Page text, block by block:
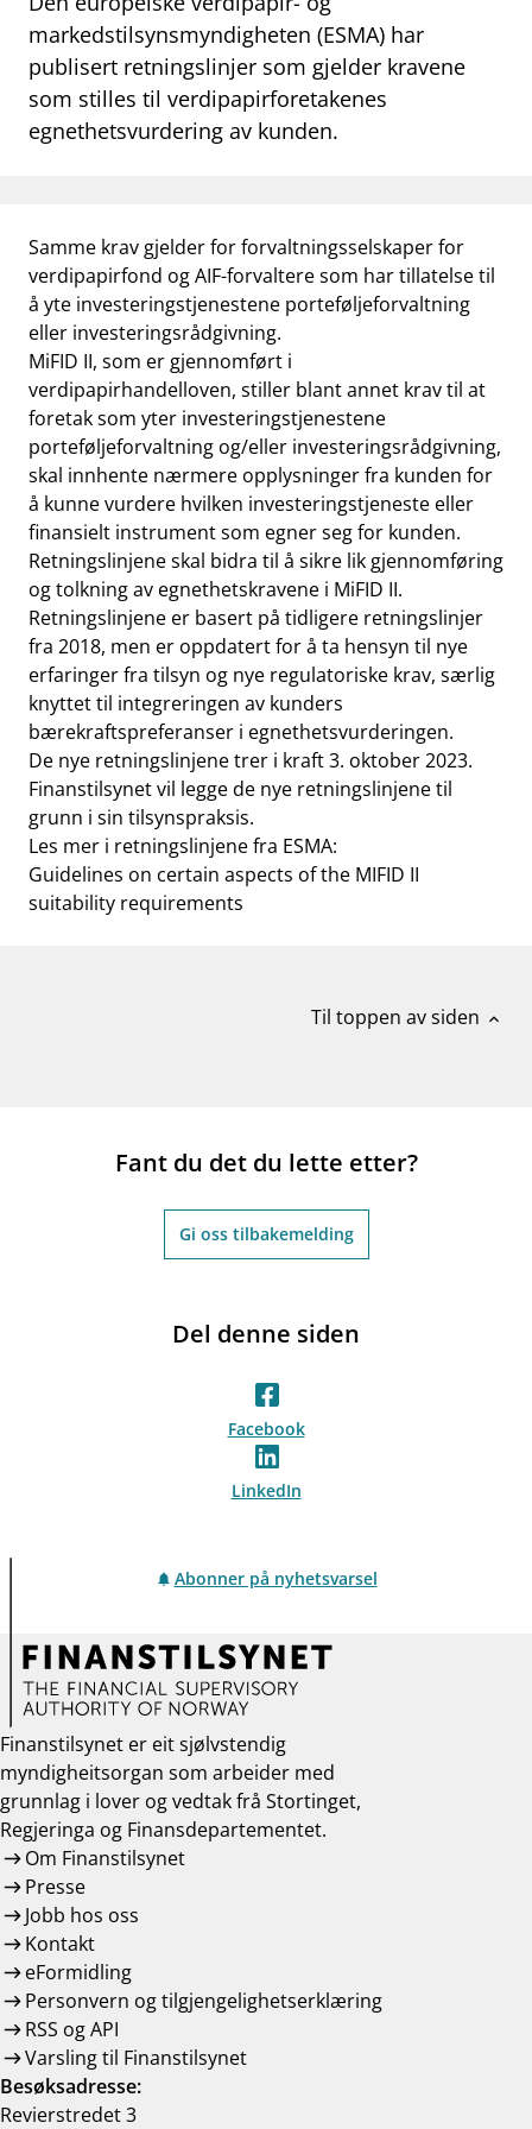
work_outlineJobb hos oss
dashboard Informasjon for investorer
notifications_noneAbonner på nyhetsvarsel
markedstilsynsmyndigheten (ESMA) har
publisert retningslinjer som gjelder kravene
som stilles til verdipapirforetakenes
egnethetsvurdering av kunden.
Samme krav gjelder for forvaltningsselskaper for
verdipapirfond og AIF-forvaltere som har tillatelse til
å yte investeringstjenestene porteføljeforvaltning
eller investeringsrådgivning.
MiFID II, som er gjennomført i
verdipapirhandelloven, stiller blant annet krav til at
foretak som yter investeringstjenestene
porteføljeforvaltning og/eller investeringsrådgivning,
skal innhente nærmere opplysninger fra kunden for
å kunne vurdere hvilken investeringstjeneste eller
finansielt instrument som egner seg for kunden.
Retningslinjene skal bidra til å sikre lik gjennomføring
og tolkning av egnethetskravene i MiFID II.
Retningslinjene er basert på tidligere retningslinjer
fra 2018, men er oppdatert for å ta hensyn til nye
erfaringer fra tilsyn og nye regulatoriske krav, særlig
knyttet til integreringen av kunders
bærekraftspreferanser i egnethetsvurderingen.
De nye retningslinjene trer i kraft 3. oktober 2023.
Finanstilsynet vil legge de nye retningslinjene til
grunn i sin tilsynspraksis.
Les mer i retningslinjene fra ESMA:
Guidelines on certain aspects of the MIFID II
suitability requirements
Til toppen av siden expand_less
Fant du det du lette etter?
Gi oss tilbakemelding
Del denne siden
Facebook
LinkedIn
Abonner på nyhetsvarsel
Finanstilsynet er eit sjølvstendig
myndigheitsorgan som arbeider med
grunnlag i lover og vedtak frå Stortinget,
Regjeringa og Finansdepartementet.
Om Finanstilsynet
Presse
Jobb hos oss
Kontakt
eFormidling
Personvern og tilgjengelighetserklæring
RSS og API
Varsling til Finanstilsynet
Besøksadresse:
Revierstredet 3